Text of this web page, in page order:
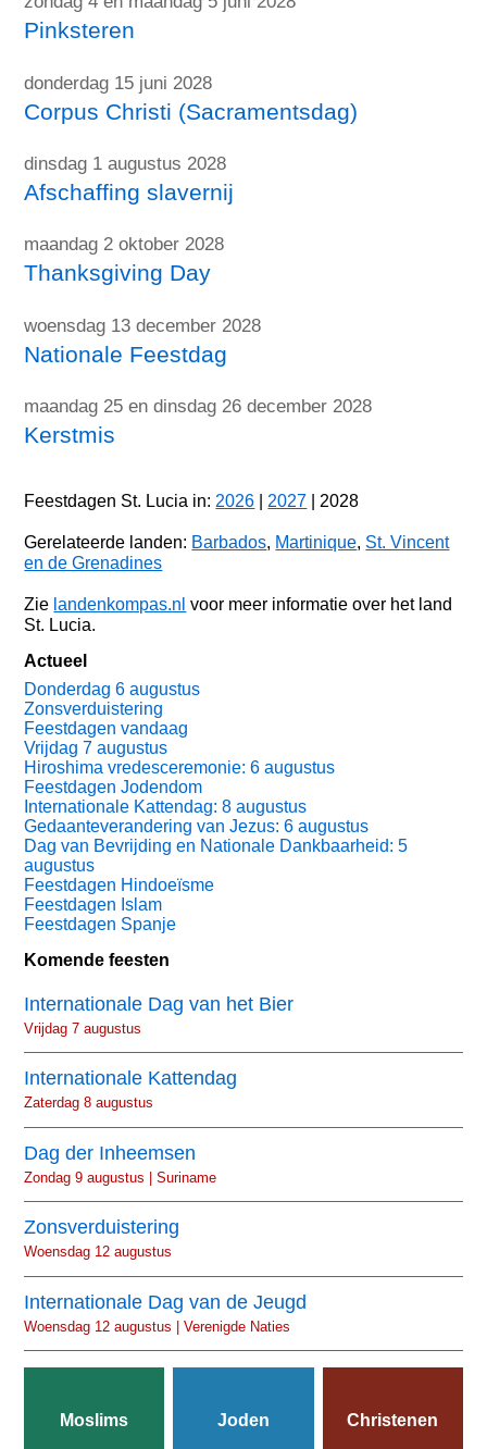
Pinksteren
donderdag 15 juni 2028
Corpus Christi (Sacramentsdag)
dinsdag 1 augustus 2028
Afschaffing slavernij
maandag 2 oktober 2028
Thanksgiving Day
woensdag 13 december 2028
Nationale Feestdag
maandag 25 en dinsdag 26 december 2028
Kerstmis
Feestdagen St. Lucia in: 2026 2027 | 2028
Gerelateerde landen: Barbados, Martinique, St. Vincent
en de Grenadines
Zie landenkompas.nl voor meer informatie over het land
St. Lucia.
Actueel
Donderdag 6 augustus
Zonsverduistering
Feestdagen vandaag
Vrijdag 7 augustus
Hiroshima vredesceremonie: 6 augustus
Feestdagen Jodendom
Internationale Kattendag: 8 augustus
Gedaanteverandering van Jezus: 6 augustus
Dag van Bevrijding en Nationale Dankbaarheid: 5
augustus
Feestdagen Hindoeïsme
Feestdagen Islam
Feestdagen Spanje
Komende feesten
Internationale Dag van het Bier
Vrijdag 7 augustus
Internationale Kattendag
Zaterdag 8 augustus
Dag der Inheemsen
Zondag 9 augustus | Suriname
Zonsverduistering
Woensdag 12 augustus
Internationale Dag van de Jeugd
Woensdag 12 augustus | Verenigde Naties
Moslims Joden Christenen